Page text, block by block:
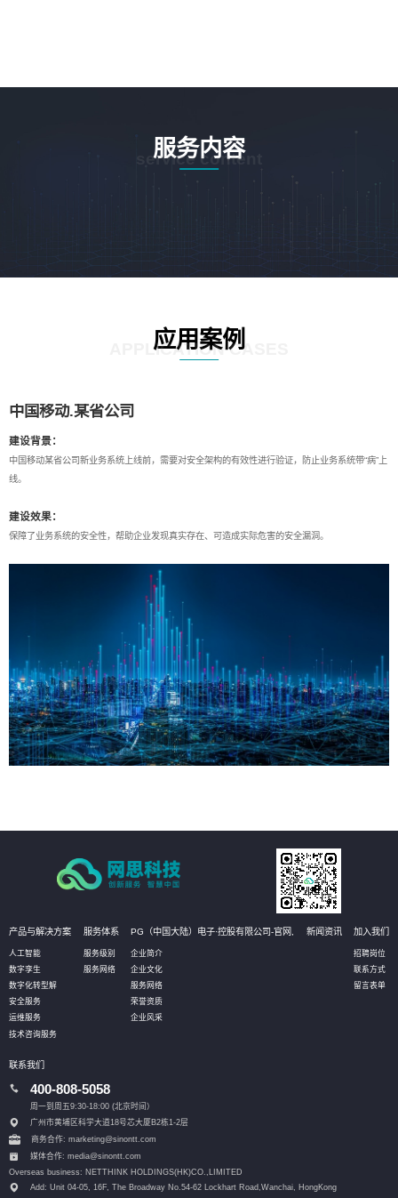
服务内容
service content
应用案例
APPLICATION CASES
中国移动.某省公司
建设背景：
中国移动某省公司新业务系统上线前，需要对安全架构的有效性进行验证，防止业务系统带“病”上
线。
建设效果：
保障了业务系统的安全性，帮助企业发现真实存在、可造成实际危害的安全漏洞。
产品与解决方案
人工智能
数字孪生
数字化转型解
安全服务
运维服务
技术咨询服务
服务体系
服务级别
服务网络
PG（中国大陆）电子·控股有限公司-官网,
企业简介
企业文化
服务网络
荣誉资质
企业风采
新闻资讯 加入我们
招聘岗位
联系方式
留言表单
联系我们
400-808-5058
周一到周五9:30-18:00 (北京时间）
广州市黄埔区科学大道18号芯大厦B2栋1-2层
商务合作: marketing@sinontt.com
媒体合作: media@sinontt.com
Overseas business: NETTHINK HOLDINGS(HK)CO.,LIMITED
Add: Unit 04-05, 16F, The Broadway No.54-62 Lockhart Road,Wanchai, HongKong